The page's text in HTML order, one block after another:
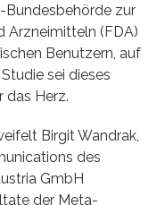
Bundesbehörde zur
Arzneimitteln (FDA)
Benutzern, auf
sei dieses
das Herz.
Birgit Wandrak,
des
GmbH
der Meta-